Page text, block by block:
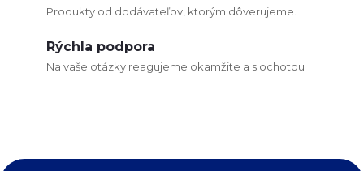
r
Produkty od dodávateľov, ktorým dôverujeme.
Rýchla podpora
Na vaše otázky reagujeme okamžite a s ochotou